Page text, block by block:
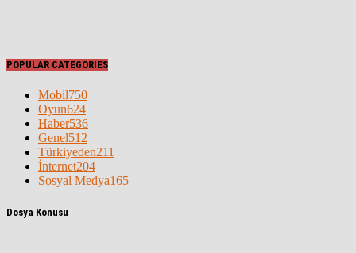
POPULAR CATEGORIES
Mobil750
Oyun624
Haber536
Genel512
Türkiyeden211
İnternet204
Sosyal Medya165
Dosya Konusu